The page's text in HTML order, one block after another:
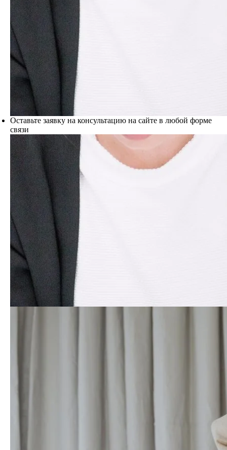
Оставьте заявку на консультацию на сайте в любой форме
связи